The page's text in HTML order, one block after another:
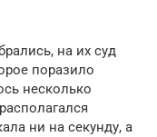
на их суд
поразило
несколько
ни на секунду, а